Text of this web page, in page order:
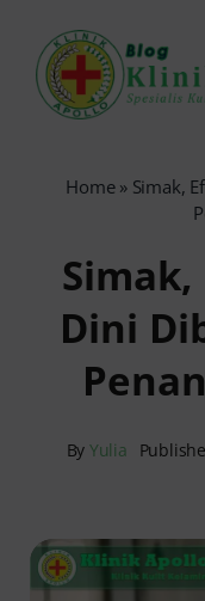
content
Reservasi Online
Search
Home» Simak,
Dini
By Yulia